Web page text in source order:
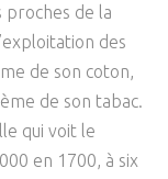
proches de la
des
de son coton,
de son tabac.
qui voit le
en 1700, à six